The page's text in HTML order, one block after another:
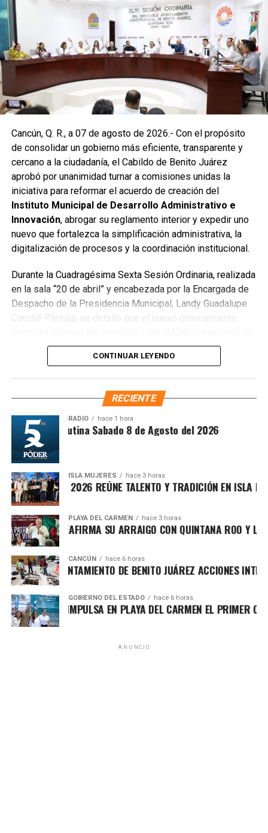
solicitud de vecinos mediante el desazolve de un pozo
pluvial localizado en el cruce de la Calle 53 con Calle 112.
Con apoyo de una máquina perforadora y una unidad
Vactor, se liberó el captador para prevenir
encharcamientos y mejorar el flujo hidráulico, lo que fue
reconocido por la comunidad como una respuesta
oportuna del gobierno municipal.
se reconstruyó la losa de bóveda y se instaló una nueva
rejilla en un pozo dañado por el tránsito de vehículos
pesados. De manera simultánea, se recuperó un espacio
público utilizado como basurero clandestino, del cual se
han retirado aproximadamente 150 toneladas de
escombros, cacharros y desechos vegetales. Se estima
que el saneamiento concluirá en dos días.
Finalmente, las Unidades Verdes de SIRESOL Cancún
convertirse en punto de disposición ilegal de basura. El
Ayuntamiento exhortó a la ciudadanía a reportar estas
prácticas y sumarse al esfuerzo colectivo para mantener
un Cancún limpio y con prosperidad compartida.
Fuente: 5to Poder Agencia de Noticias
Recibe las noticias al instante
Quinto Podery recibe las noticias más
importantes de Quintana Roo directamente
Cancún, Q. R., a 07 de agosto de 2026.- Con el propósito
de consolidar un gobierno más eficiente, transparente y
cercano a la ciudadanía, el Cabildo de Benito Juárez
aprobó por unanimidad turnar a comisiones unidas la
iniciativa para reformar el acuerdo de creación del
Instituto Municipal de Desarrollo Administrativo e
Innovación, abrogar su reglamento interior y expedir uno
nuevo que fortalezca la simplificación administrativa, la
digitalización de procesos y la coordinación institucional.
Durante la Cuadragésima Sexta Sesión Ordinaria, realizada
en la sala “20 de abril” y encabezada por la Encargada de
Despacho de la Presidencia Municipal, Landy Guadalupe
Canché Pantoja, se detalló que el nuevo ordenamiento
Ley Nacional para Eliminar Trámites Burocráticos
mediante la instauración de la Autoridad Municipal de
Simplificación y Digitalización. Con ello, se busca agilizar
trámites, reducir cargas administrativas y mejorar la
Asimismo, el cuerpo cabildar avaló por mayoría turnar a
comisiones la expedición delReglamento para la
Atención Integral de Inmuebles en Estado de
CONTINUAR LEYENDO
RECIENTE
RADIO hace 1 hora
Síntesis Matutina Sabado 8 de Agosto del 2026
ISLA MUJERES hace 3 horas
ISLEÑO 2026 REÚNE TALENTO Y TRADICIÓN EN ISLA
PLAYA DEL CARMEN hace 3 horas
MARÍN REAFIRMA SU ARRAIGO CON QUINTANA ROO Y
CANCÚN hace 6 horas
AYUNTAMIENTO DE BENITO JUÁREZ ACCIONES
GOBIERNO DEL ESTADO hace 6 horas
LEZAMA IMPULSA EN PLAYA DEL CARMEN EL PRIMER
ANUNCIO